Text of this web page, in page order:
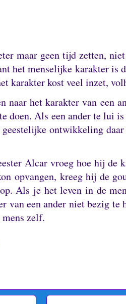
maar geen tijd zetten,
het menselijke karakter is
karakter kost veel inzet,
naar het karakter van een
doen.Als een ander te lui
ontwikkeling
Alcar vroeg hoe hij de
opvangen, kreeg hij de
Als je het leven in de
van een ander niet bezig te
zelf.